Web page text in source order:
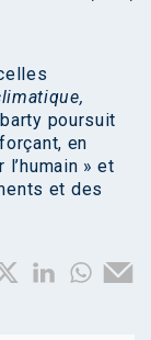
poursuit
en
» et
et des